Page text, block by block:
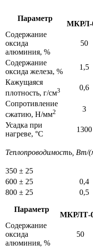
Параметр
МКРЛ-
Содержание
оксида
алюминия, %
50
Содержание
оксида железа, %
1,5
Кажущаяся
плотность, г/см3 0,6
Сопротивление
сжатию, Н/мм2 3
Усадка при
нагреве, °C
1300
Теплопроводимость,
350 ± 25
600 ± 25
0,4
800 ± 25
0,5
Параметр
МКРЛТ-
Содержание
оксида
алюминия, %
50